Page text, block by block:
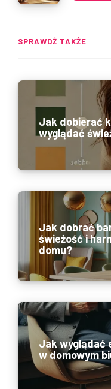
SPRAWDŹ TAKŻE
Jak dobierać
wyglądać
Jak dobrać
świeżość i
domu?
Jak wyglądać
w domowym